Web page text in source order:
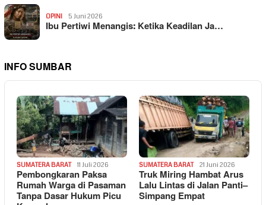
OPINI 5 Juni 2026
Ibu Pertiwi Menangis: Ketika Keadilan Ja…
INFO SUMBAR
SUMATERA BARAT 11 Juli 2026
Pembongkaran Paksa
Rumah Warga di Pasaman
Tanpa Dasar Hukum Picu
SUMATERA BARAT 21 Juni 2026
Truk Miring Hambat Arus
Lalu Lintas di Jalan Panti–
Simpang Empat